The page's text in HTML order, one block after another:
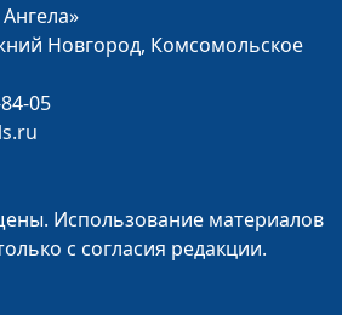
Новгород, Комсомольское
05
Использование материалов
с согласия редакции.